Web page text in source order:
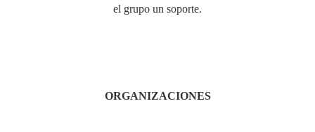
el grupo un soporte.
ORGANIZACIONES